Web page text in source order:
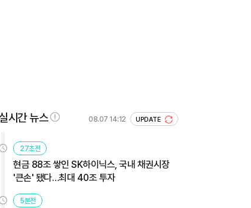
시간 뉴스 08.07 14:12 UPDATE
27초전
현금 88조 쌓인 SK하이닉스, 국내 채권시장
'큰손' 됐다…최대 40조 투자
5분전